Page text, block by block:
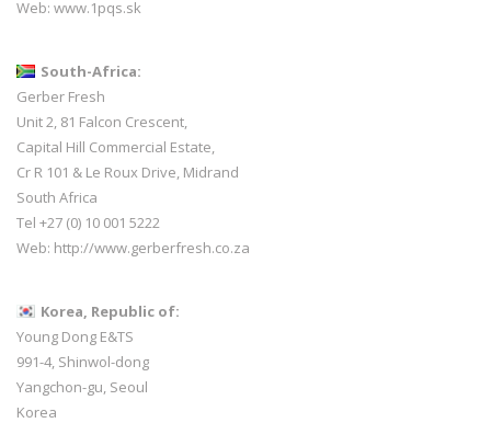
Web: www.1pqs.sk
South-Africa:
Gerber Fresh
Unit 2, 81 Falcon Crescent,
Capital Hill Commercial Estate,
Cr R 101 & Le Roux Drive, Midrand
South Africa
Tel +27 (0) 10 001 5222
Web: http://www.gerberfresh.co.za
Korea, Republic of:
Young Dong E&TS
991-4, Shinwol-dong
Yangchon-gu, Seoul
Korea